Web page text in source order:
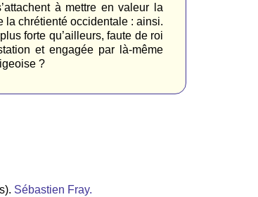
à mettre en valeur la
la chrétienté occidentale : ainsi.
forte qu’ailleurs, faute de roi
et engagée par là-même
?
Sébastien Fray.